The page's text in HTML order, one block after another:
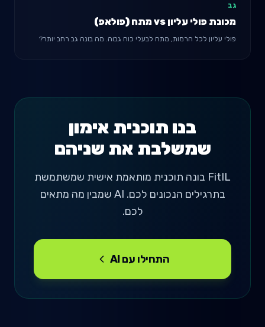
גב
מכונת פולי עליון מתח (פולאפ)
פולי עליון לכל הרמות, מתח לבעלי כוח גבוה. מה בונה גב רחב יותר?
בנו תוכנית אימון
שמשלבת את שניהם
FitIL בונה תוכנית מותאמת אישית שמשתמשת
בתרגילים הנכונים לכם. AI שמבין מה מתאים
לכם.
התחילו עם AI